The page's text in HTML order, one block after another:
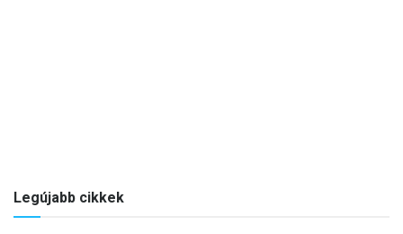
Legújabb cikkek